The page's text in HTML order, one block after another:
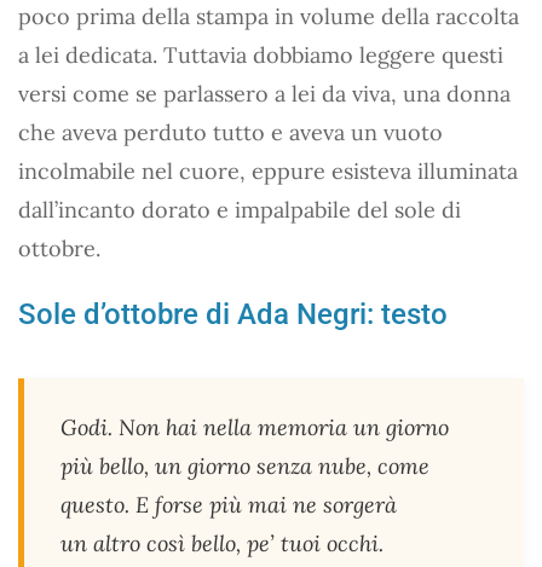
poco prima della stampa in volume della raccolta
a lei dedicata. Tuttavia dobbiamo leggere questi
versi come se parlassero a lei da viva, una donna
che aveva perduto tutto e aveva un vuoto
incolmabile nel cuore, eppure esisteva illuminata
dall’incanto dorato e impalpabile del sole di
ottobre.
Sole d’ottobre di Ada Negri: testo
Godi. Non hai nella memoria un giorno
più bello, un giorno senza nube, come
questo. E forse più mai ne sorgerà
un altro così bello, pe’ tuoi occhi.